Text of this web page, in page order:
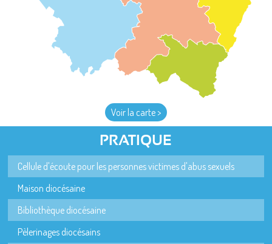
Voir la carte >
PRATIQUE
Cellule d'écoute pour les personnes victimes d'abus sexuels
Maison diocésaine
Bibliothèque diocésaine
Pèlerinages diocésains